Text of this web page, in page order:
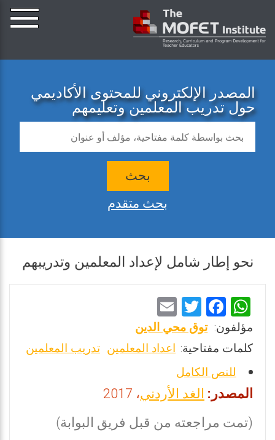
المصدر الإلكتروني للمحتوى الأكاديمي
حول تدريب المعلمين وتعليمهم
بحث
بحث متقدم
نحو إطار شامل لإعداد المعلمين وتدريبهم
W
h
at
s
A
p
p
F
a
ce
b
o
o
k
T
wi
tt
m
ai
مؤلفون: توق محي الدين
كلمات مفتاحية: اعداد المعلمين تدريب المعلمين
للنص الكامل
المصدر:الغد الأردني، 2017
(تمت مراجعته من قبل فريق البوابة)